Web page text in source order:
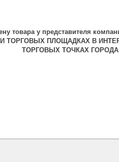
товара у представителя
ТОРГОВЫХ ПЛОЩАДКАХ В
ТОРГОВЫХ ТОЧКАХ